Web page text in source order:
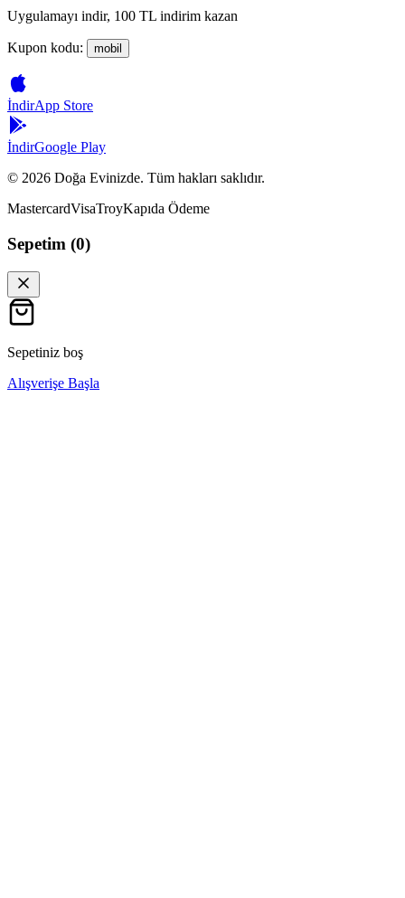
Uygulamayı indir, 100 TL indirim kazan
Kupon kodu: mobil
İndirApp Store
İndirGoogle Play
© 2026 Doğa Evinizde. Tüm hakları saklıdır.
MastercardVisaTroyKapıda Ödeme
Sepetim (0)
Sepetiniz boş
Alışverişe Başla